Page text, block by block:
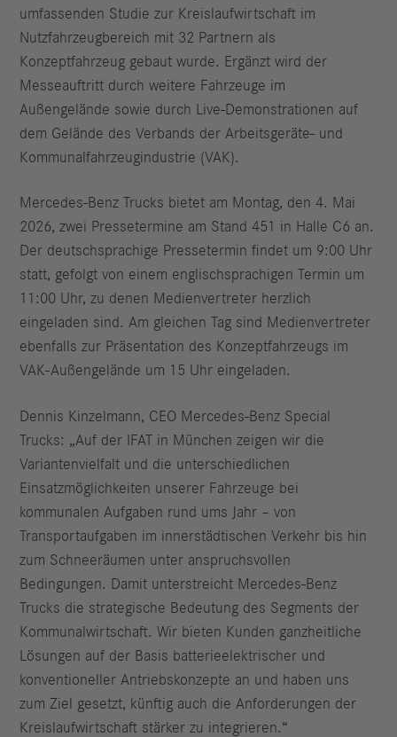
umfassenden Studie zur Kreislaufwirtschaft im
Nutzfahrzeugbereich mit 32 Partnern als
Konzeptfahrzeug gebaut wurde. Ergänzt wird der
Messeauftritt durch weitere Fahrzeuge im
Außengelände sowie durch Live-Demonstrationen auf
dem Gelände des Verbands der Arbeitsgeräte- und
Kommunalfahrzeugindustrie (VAK).
Mercedes-Benz Trucks bietet am Montag, den 4. Mai
2026, zwei Pressetermine am Stand 451 in Halle C6 an.
Der deutschsprachige Pressetermin findet um 9:00 Uhr
statt, gefolgt von einem englischsprachigen Termin um
11:00 Uhr, zu denen Medienvertreter herzlich
eingeladen sind. Am gleichen Tag sind Medienvertreter
ebenfalls zur Präsentation des Konzeptfahrzeugs im
VAK-Außengelände um 15 Uhr eingeladen.
Dennis Kinzelmann, CEO Mercedes-Benz Special
Trucks: „Auf der IFAT in München zeigen wir die
Variantenvielfalt und die unterschiedlichen
Einsatzmöglichkeiten unserer Fahrzeuge bei
kommunalen Aufgaben rund ums Jahr – von
Transportaufgaben im innerstädtischen Verkehr bis hin
zum Schneeräumen unter anspruchsvollen
Bedingungen. Damit unterstreicht Mercedes-Benz
Trucks die strategische Bedeutung des Segments der
Kommunalwirtschaft. Wir bieten Kunden ganzheitliche
Lösungen auf der Basis batterieelektrischer und
konventioneller Antriebskonzepte an und haben uns
zum Ziel gesetzt, künftig auch die Anforderungen der
Kreislaufwirtschaft stärker zu integrieren.“